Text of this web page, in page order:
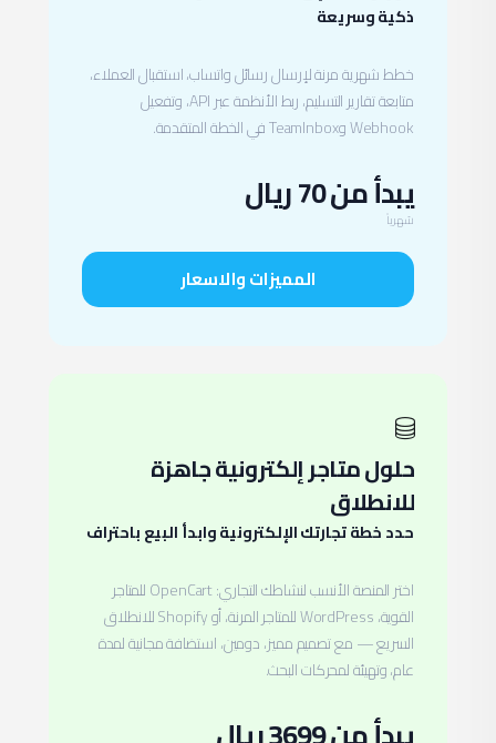
ذكية وسريعة
خطط شهرية مرنة لإرسال رسائل واتساب، استقبال العملاء،
متابعة تقارير التسليم، ربط الأنظمة عبر API، وتفعيل
Webhook وTeamInbox في الخطة المتقدمة.
يبدأ من 70 ريال
شهرياً
المميزات والاسعار
حلول متاجر إلكترونية جاهزة
للانطلاق
حدد خطة تجارتك الإلكترونية وابدأ البيع باحتراف
اختر المنصة الأنسب لنشاطك التجاري: OpenCart للمتاجر
القوية، WordPress للمتاجر المرنة، أو Shopify للانطلاق
السريع — مع تصميم مميز، دومين، استضافة مجانية لمدة
عام، وتهيئة لمحركات البحث.